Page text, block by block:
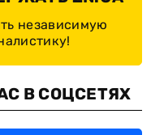
независимую
В СОЦСЕТЯХ